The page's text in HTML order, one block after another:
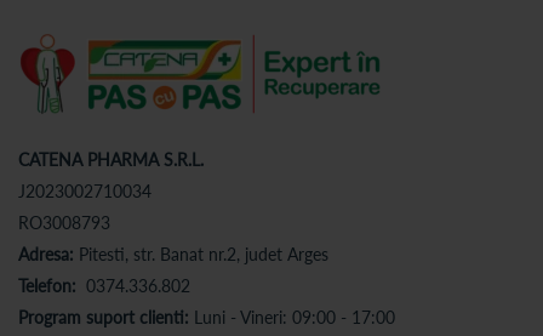
CATENA PHARMA S.R.L.
J2023002710034
RO3008793
Adresa: Pitesti, str. Banat nr.2, judet Arges
Telefon: 0374.336.802
Program suport clienti: Luni - Vineri: 09:00 - 17:00